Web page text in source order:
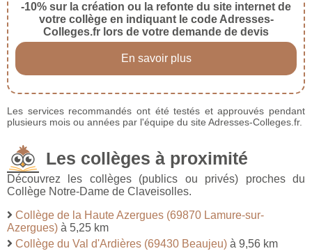
-10% sur la création ou la refonte du site internet de
votre collège en indiquant le code Adresses-
Colleges.fr lors de votre demande de devis
En savoir plus
Les services recommandés ont été testés et approuvés pendant
plusieurs mois ou années par l'équipe du site Adresses-Colleges.fr.
Les collèges à proximité
Découvrez les collèges (publics ou privés) proches du
Collège Notre-Dame de Claveisolles.
Collège de la Haute Azergues (69870 Lamure-sur-
Azergues) à 5,25 km
Collège du Val d'Ardières (69430 Beaujeu) à 9,56 km